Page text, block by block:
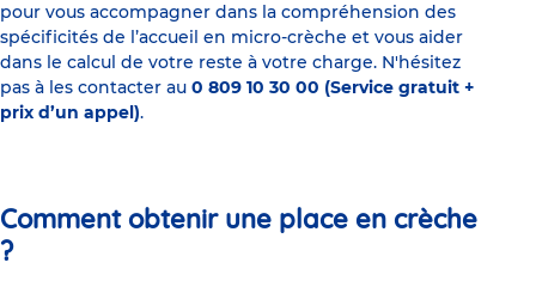
pour vous accompagner dans la compréhension des
spécificités de l’accueil en micro-crèche et vous aider
dans le calcul de votre reste à votre charge. N'hésitez
pas à les contacter au 0 809 10 30 00 (Service gratuit +
prix d’un appel).
Comment obtenir une place en crèche
?